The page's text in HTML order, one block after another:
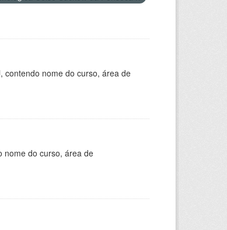
contendo nome do curso, área de
nome do curso, área de